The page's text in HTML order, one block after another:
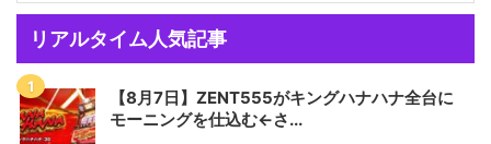
リアルタイム人気記事
【8月7日】ZENT555がキングハナハナ全台に
モーニングを仕込む←さ...